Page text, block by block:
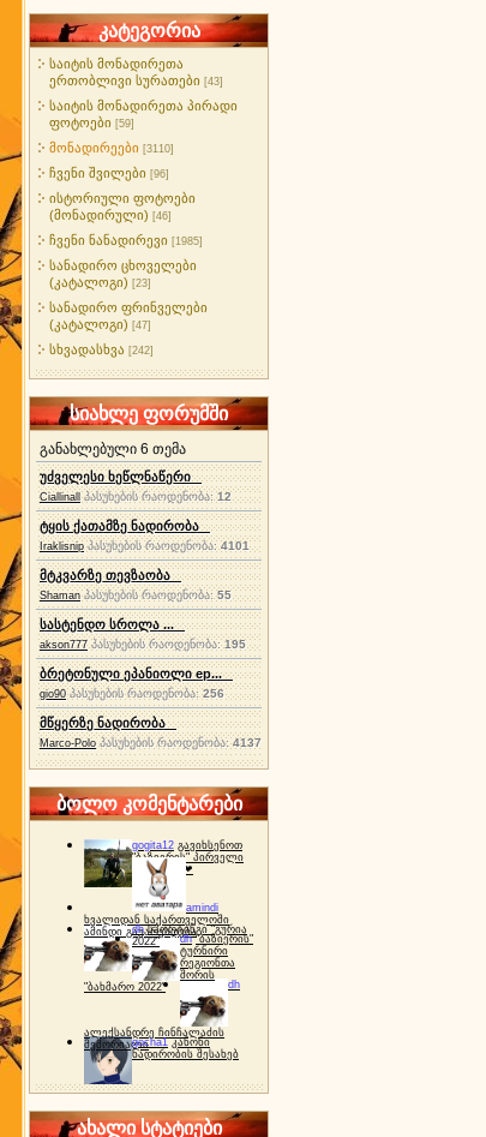
კატეგორია
საიტის მონადირეთა
ერთობლივი სურათები [43]
საიტის მონადირეთა პირადი
ფოტოები [59]
მონადირეები [3110]
ჩვენი შვილები [96]
ისტორიული ფოტოები
(მონადირული) [46]
ჩვენი ნანადირევი [1985]
სანადირო ცხოველები
(კატალოგი) [23]
სანადირო ფრინველები
(კატალოგი) [47]
სხვადასხვა [242]
სიახლე ფორუმში
განახლებული 6 თემა
უძველესი ხეწლნაწერი
Ciallinall პასუხების რაოდენობა:12
ტყის ქათამზე ნადირობა
Iraklisnip პასუხების რაოდენობა: 4101
მტკვარზე თევზაობა
Shaman პასუხების რაოდენობა:55
სასტენდო სროლა ...
akson777 პასუხების რაოდენობა:195
ბრეტონული ეპანიოლი ep...
gio90 პასუხების რაოდენობა:256
მწყერზე ნადირობა
Marco-Polo პასუხების რაოდენობა:4137
ბოლო კომენტარები
gogita12 გავიხსენოთ
"ბაზიერის" პირველი
ტურნირი ❤
amindi
ხვალიდან საქართველოში
ამინდი გაუარესდება
dh სპორტინგი "გურია
2022"
dh "ბაზიერის"
ტურნირი
რეგიონთა
შორის
"ბახმარო 2022"
dh
ალექსანდრე ჩინჩალაძის
მემორიალიgocha1 კანონი
ნადირობის შესახებ
ახალი სტატიები